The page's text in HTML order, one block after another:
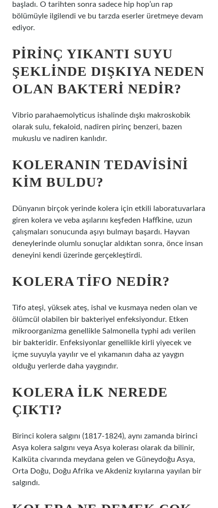
başladı. O tarihten sonra sadece hip hop’un rap
bölümüyle ilgilendi ve bu tarzda eserler üretmeye devam
ediyor.
PIRINÇ YIKANTI SUYU
ŞEKLINDE DIŞKIYA NEDEN
OLAN BAKTERI NEDIR?
Vibrio parahaemolyticus ishalinde dışkı makroskobik
olarak sulu, fekaloid, nadiren pirinç benzeri, bazen
mukuslu ve nadiren kanlıdır.
KOLERANIN TEDAVISINI
KIM BULDU?
Dünyanın birçok yerinde kolera için etkili laboratuvarlara
giren kolera ve veba aşılarını keşfeden Haffkine, uzun
çalışmaları sonucunda aşıyı bulmayı başardı. Hayvan
deneylerinde olumlu sonuçlar aldıktan sonra, önce insan
deneyini kendi üzerinde gerçekleştirdi.
KOLERA TIFO NEDIR?
Tifo ateşi, yüksek ateş, ishal ve kusmaya neden olan ve
ölümcül olabilen bir bakteriyel enfeksiyondur. Etken
mikroorganizma genellikle Salmonella typhi adı verilen
bir bakteridir. Enfeksiyonlar genellikle kirli yiyecek ve
içme suyuyla yayılır ve el yıkamanın daha az yaygın
olduğu yerlerde daha yaygındır.
KOLERA ILK NEREDE
ÇIKTI?
Birinci kolera salgını (1817-1824), aynı zamanda birinci
Asya kolera salgını veya Asya kolerası olarak da bilinir,
Kalküta civarında meydana gelen ve Güneydoğu Asya,
Orta Doğu, Doğu Afrika ve Akdeniz kıyılarına yayılan bir
salgındı.